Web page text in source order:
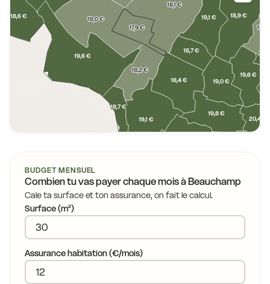
19,1 €
19,6 €
18,6 €
19,0 €
18,4 €
18,7 €
19,6 € 19,0 €
18,2 €
17,8
18,0 €
18,7 €
20,4 €
19,1 € 18,9 €
19,8 €
18,1 €
17,9 €
BUDGET MENSUEL
Combien tu vas payer chaque mois àBeauchamp
Cale ta surface et ton assurance, on fait le calcul.
Surface (m²)
Assurance habitation (€/mois)